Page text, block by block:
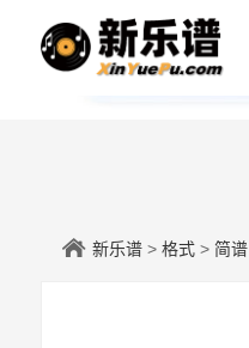
新乐谱 > 格式 > 简谱